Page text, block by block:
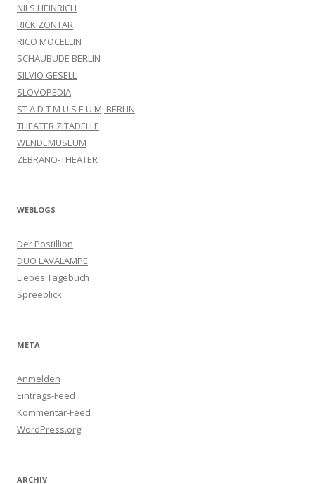
NILS HEINRICH
RICK ZONTAR
RICO MOCELLIN
SCHAUBUDE BERLIN
SILVIO GESELL
SLOVOPEDIA
ST A D T M U S E U M, BERLIN
THEATER ZITADELLE
WENDEMUSEUM
ZEBRANO-THEATER
WEBLOGS
Der Postillion
DUO LAVALAMPE
Liebes Tagebuch
Spreeblick
META
Anmelden
Eintrags-Feed
Kommentar-Feed
WordPress.org
ARCHIV